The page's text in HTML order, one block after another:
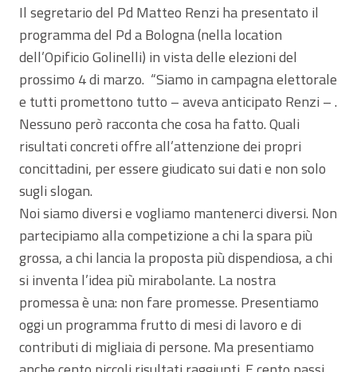
Il segretario del Pd Matteo Renzi ha presentato il
programma del Pd a Bologna (nella location
dell’Opificio Golinelli) in vista delle elezioni del
prossimo 4 di marzo. “Siamo in campagna elettorale
e tutti promettono tutto – aveva anticipato Renzi – .
Nessuno però racconta che cosa ha fatto. Quali
risultati concreti offre all’attenzione dei propri
concittadini, per essere giudicato sui dati e non solo
sugli slogan.
Noi siamo diversi e vogliamo mantenerci diversi. Non
partecipiamo alla competizione a chi la spara più
grossa, a chi lancia la proposta più dispendiosa, a chi
si inventa l’idea più mirabolante. La nostra
promessa è una: non fare promesse. Presentiamo
oggi un programma frutto di mesi di lavoro e di
contributi di migliaia di persone. Ma presentiamo